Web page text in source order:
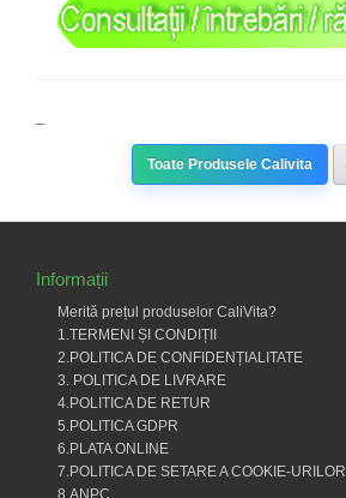
Toate Produsele Calivita
Informații
Merită prețul produselor CaliVita?
1.TERMENI ȘI CONDIȚII
2.POLITICA DE CONFIDENȚIALITATE
3. POLITICA DE LIVRARE
4.POLITICA DE RETUR
5.POLITICA GDPR
6.PLATA ONLINE
7.POLITICA DE SETARE A COOKIE-URILOR
8.ANPC